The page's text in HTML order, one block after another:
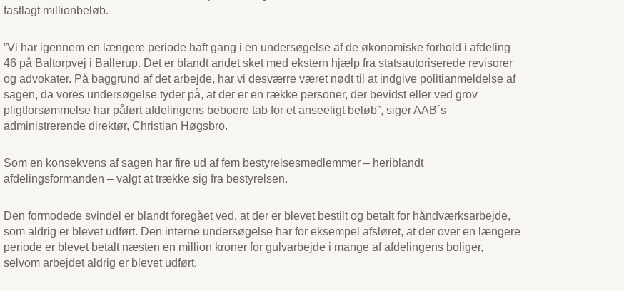
fastlagt millionbeløb.
”Vi har igennem en længere periode haft gang i en undersøgelse af de økonomiske forhold i afdeling
46 på Baltorpvej i Ballerup. Det er blandt andet sket med ekstern hjælp fra statsautoriserede revisorer
og advokater. På baggrund af det arbejde, har vi desværre været nødt til at indgive politianmeldelse af
sagen, da vores undersøgelse tyder på, at der er en række personer, der bevidst eller ved grov
pligtforsømmelse har påført afdelingens beboere tab for et anseeligt beløb”, siger AAB´s
administrerende direktør, Christian Høgsbro.
Som en konsekvens af sagen har fire ud af fem bestyrelsesmedlemmer – heriblandt
afdelingsformanden – valgt at trække sig fra bestyrelsen.
Den formodede svindel er blandt foregået ved, at der er blevet bestilt og betalt for håndværksarbejde,
som aldrig er blevet udført. Den interne undersøgelse har for eksempel afsløret, at der over en længere
periode er blevet betalt næsten en million kroner for gulvarbejde i mange af afdelingens boliger,
selvom arbejdet aldrig er blevet udført.